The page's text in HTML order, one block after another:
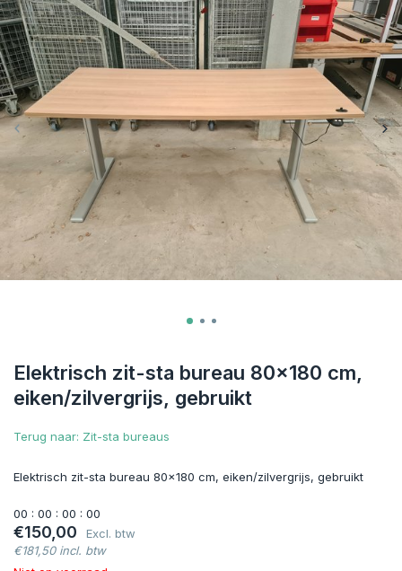
Elektrisch zit-sta bureau 80x180 cm,
eiken/zilvergrijs, gebruikt
Terug naar: Zit-sta bureaus
Elektrisch zit-sta bureau 80x180 cm, eiken/zilvergrijs, gebruikt
00 : 00 : 00 : 00
€150,00
Excl. btw
€181,50 incl. btw